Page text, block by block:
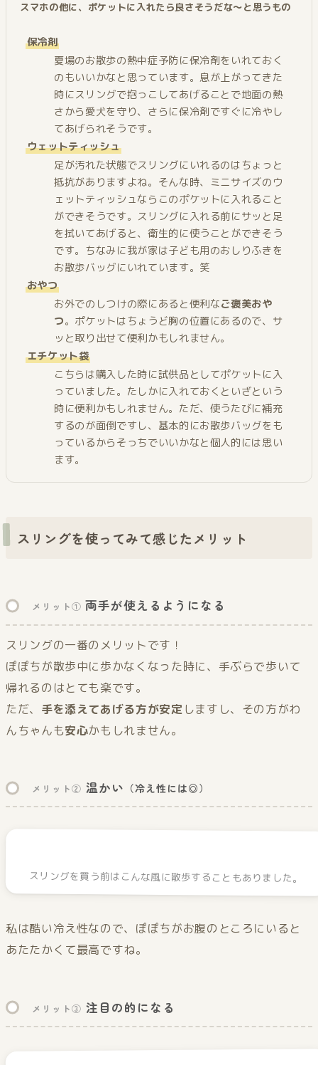
スマホの他に、ポケットに入れたら良さそうだな〜と思うもの
保冷剤
夏場のお散歩の熱中症予防に保冷剤をいれておく
のもいいかなと思っています。息が上がってきた
時にスリングで抱っこしてあげることで地面の熱
さから愛犬を守り、さらに保冷剤ですぐに冷やし
てあげられそうです。
ウェットティッシュ
足が汚れた状態でスリングにいれるのはちょっと
抵抗がありますよね。そんな時、ミニサイズのウ
ェットティッシュならこのポケットに入れること
ができそうです。スリングに入れる前にサッと足
を拭いてあげると、衛生的に使うことができそう
です。ちなみに我が家は子ども用のおしりふきを
お散歩バッグにいれています。笑
おやつ
お外でのしつけの際にあると便利なご褒美おや
つ。ポケットはちょうど胸の位置にあるので、サ
ッと取り出せて便利かもしれません。
エチケット袋
こちらは購入した時に試供品としてポケットに入
っていました。たしかに入れておくといざという
時に便利かもしれません。ただ、使うたびに補充
するのが面倒ですし、基本的にお散歩バッグをも
っているからそっちでいいかなと個人的には思い
ます。
スリングを使ってみて感じたメリット
メリット① 両手が使えるようになる
スリングの一番のメリットです！
ぽぽちが散歩中に歩かなくなった時に、手ぶらで歩いて
帰れるのはとても楽です。
ただ、 手を添えてあげる方が安定しますし、その方がわ
んちゃんも安心かもしれません。
メリット② 温かい （冷え性には◎）
スリングを買う前はこんな風に散歩することもありました。
私は酷い冷え性なので、ぽぽちがお腹のところにいると
あたたかくて最高ですね。
メリット③ 注目の的になる